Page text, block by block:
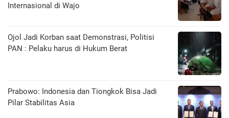
Internasional di Wajo
Ojol Jadi Korban saat Demonstrasi, Politisi
PAN : Pelaku harus di Hukum Berat
Prabowo: Indonesia dan Tiongkok Bisa Jadi
Pilar Stabilitas Asia